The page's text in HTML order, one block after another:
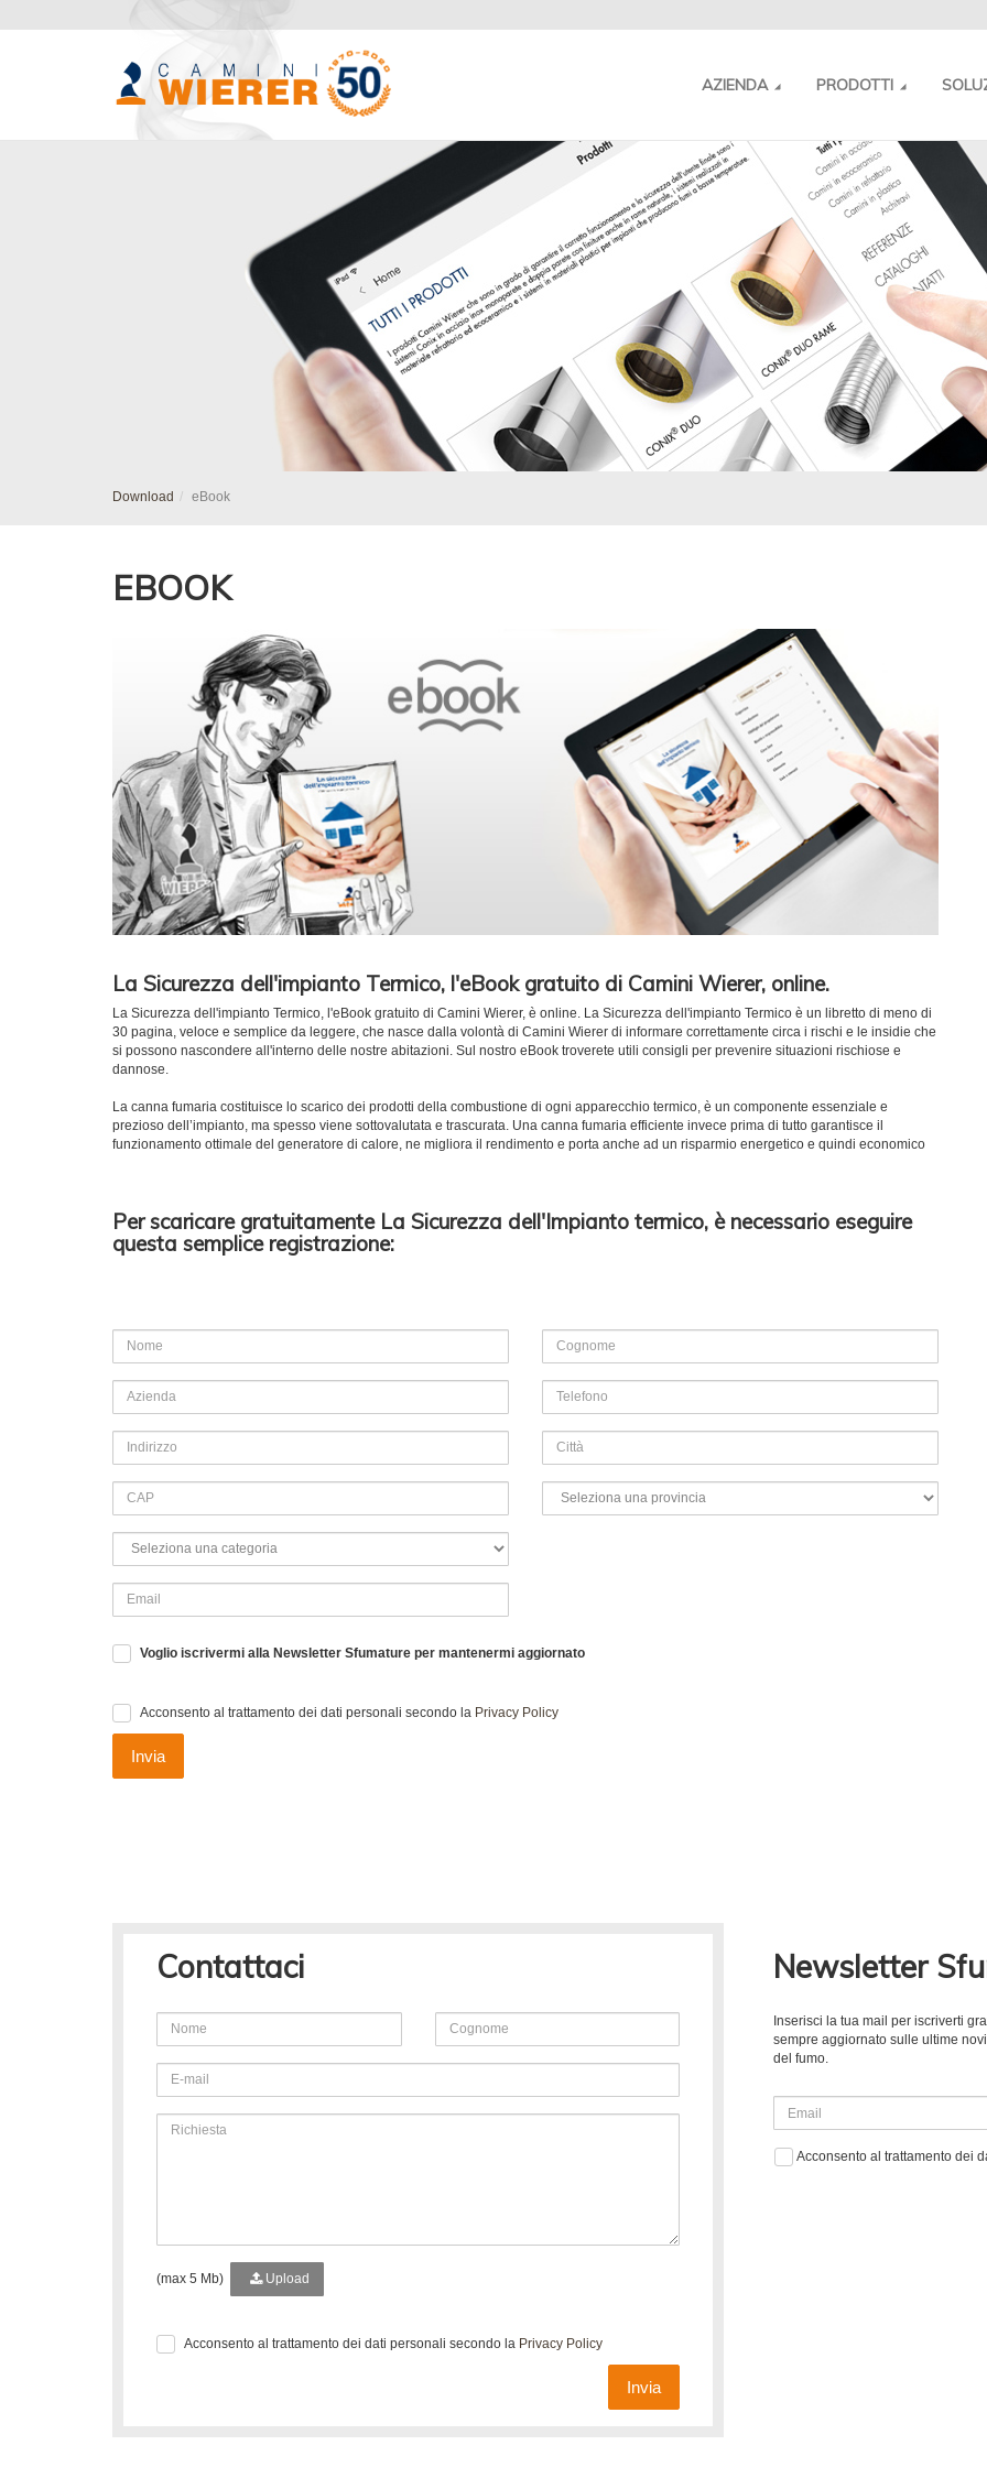
AZIENDA PRODOTTI
Download eBook
EBOOK
La Sicurezza dell'impianto Termico, l'eBook gratuito di Camini Wierer, online.
La Sicurezza dell'impianto Termico, l'eBook gratuito di Camini Wierer, è online. La Sicurezza dell'impianto Termico è un libretto di meno di
30 pagina, veloce e semplice da leggere, che nasce dalla volontà di Camini Wierer di informare correttamente circa i rischi e le insidie che
si possono nascondere all'interno delle nostre abitazioni. Sul nostro eBook troverete utili consigli per prevenire situazioni rischiose e
dannose.
La canna fumaria costituisce lo scarico dei prodotti della combustione di ogni apparecchio termico, è un componente essenziale e
prezioso dell’impianto, ma spesso viene sottovalutata e trascurata. Una canna fumaria efficiente invece prima di tutto garantisce il
funzionamento ottimale del generatore di calore, ne migliora il rendimento e porta anche ad un risparmio energetico e quindi economico
Per scaricare gratuitamente La Sicurezza dell'Impianto termico, è necessario eseguire
questa semplice registrazione:
Voglio iscrivermi alla Newsletter Sfumature per mantenermi aggiornato
Acconsento al trattamento dei dati personali secondo la Privacy Policy
Invia
Contattaci
(max 5 Mb) Upload
Acconsento al trattamento dei dati personali secondo la Privacy Policy
Invia
Newsletter
Inserisci la tua mail per iscriverti
sempre aggiornato sulle ultime
del fumo.
Acconsento al trattamento dei